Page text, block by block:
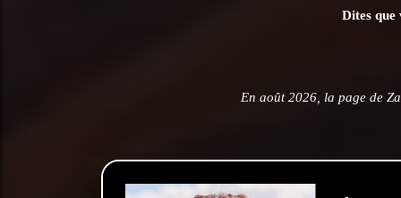
Dites que
En août 2026, la page de